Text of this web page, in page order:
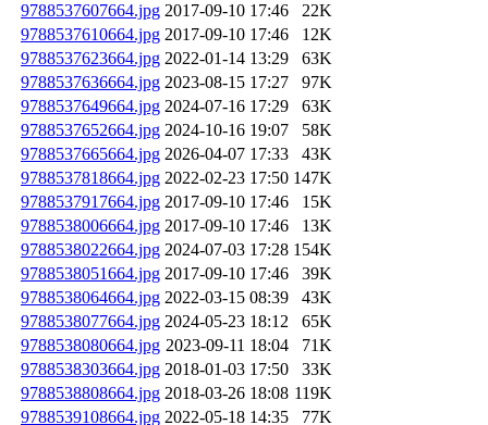
9788537607664.jpg 2017-09-10 17:46
22K
9788537610664.jpg 2017-09-10 17:46
12K
9788537623664.jpg 2022-01-14 13:29
63K
9788537636664.jpg 2023-08-15 17:27
97K
9788537649664.jpg 2024-07-16 17:29
63K
9788537652664.jpg 2024-10-16 19:07
58K
9788537665664.jpg 2026-04-07 17:33
43K
9788537818664.jpg 2022-02-23 17:50 147K
9788537917664.jpg 2017-09-10 17:46
15K
9788538006664.jpg 2017-09-10 17:46
13K
9788538022664.jpg 2024-07-03 17:28 154K
9788538051664.jpg 2017-09-10 17:46
39K
9788538064664.jpg 2022-03-15 08:39
43K
9788538077664.jpg 2024-05-23 18:12
65K
9788538080664.jpg 2023-09-11 18:04
71K
9788538303664.jpg 2018-01-03 17:50
33K
9788538808664.jpg 2018-03-26 18:08 119K
9788539108664.jpg 2022-05-18 14:35
77K